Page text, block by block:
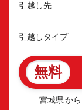
引越し先
引越しタイプ
無料
宮城県から